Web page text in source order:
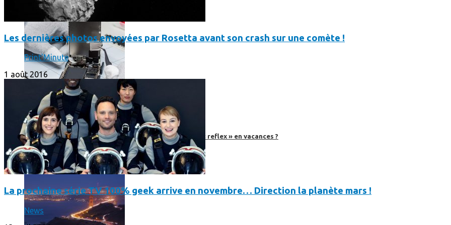
Faut-il encore emmener son bon vieux appareil photo « reflex » en vacances ?
Les dernières photos envoyées par Rosetta avant son crash sur une comète !
Print'Minute
1 août 2016
La prochaine série TV 100% geek arrive en novembre… Direction la planète mars !
News